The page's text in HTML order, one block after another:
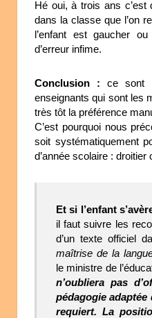
Hé oui, à trois ans c’est
dans la classe que l’on
l’enfant est gaucher
d’erreur infime.
Conclusion : ce sont
enseignants qui sont les
très tôt la préférence
C’est pourquoi nous
soit systématiquement
d’année scolaire : droitier
Et si l’enfant
il faut suivre les
d’un texte officiel
maîtrise de la
le ministre de
n’oubliera pas
pédagogie
requiert. La